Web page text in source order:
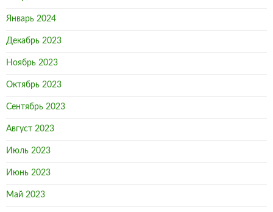
Январь 2024
Декабрь 2023
Ноябрь 2023
Октябрь 2023
Сентябрь 2023
Август 2023
Июль 2023
Июнь 2023
Май 2023